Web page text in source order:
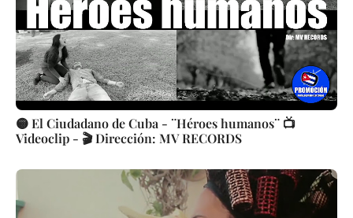
🟡 El Ciudadano de Cuba - ¨Héroes humanos¨ 📺
Videoclip - 🎬 Dirección: MV RECORDS